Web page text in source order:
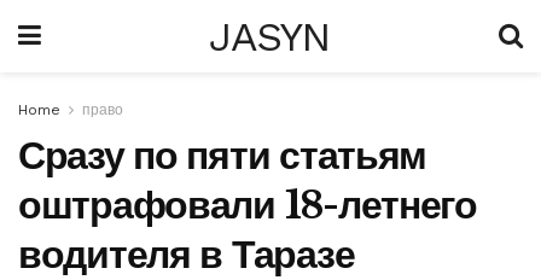
JASYN
Home право
Сразу по пяти статьям
оштрафовали 18-летнего
водителя в Таразе